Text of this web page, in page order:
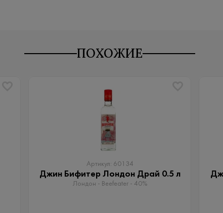
ПОХОЖИЕ
Артикул: 60134
Джин Бифитер Лондон Драй 0.5 л
Лондон - Beefeater - 40%